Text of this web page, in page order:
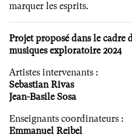
marquer les esprits.
Projet proposé dans le cadre
musiques exploratoire 2024
Artistes intervenants :
Sebastian Rivas
Jean-Basile Sosa
Enseignants coordinateurs :
Emmanuel Reibel